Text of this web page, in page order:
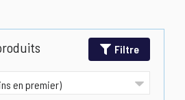
Filtre